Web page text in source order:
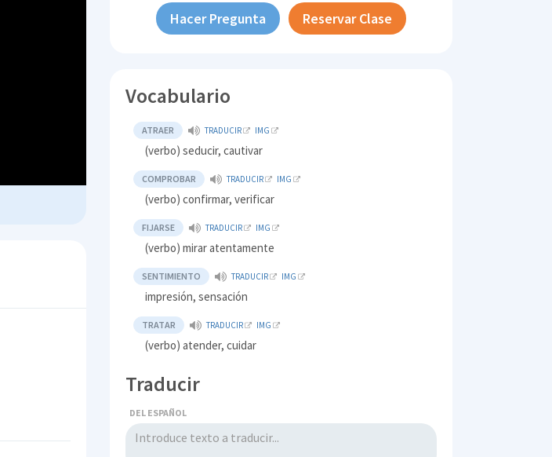
Hacer Pregunta Reservar Clase
Vocabulario
ATRAER TRADUCIR IMG
(verbo) seducir, cautivar
COMPROBAR TRADUCIR IMG
(verbo) confirmar, verificar
FIJARSE TRADUCIR IMG
(verbo) mirar atentamente
SENTIMIENTO TRADUCIR IMG
impresión, sensación
TRATAR TRADUCIR IMG
(verbo) atender, cuidar
Traducir
DEL ESPAÑOL